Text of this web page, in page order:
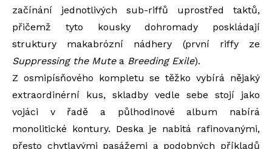
začínání jednotlivých sub-riffů uprostřed taktů,
přičemž tyto kousky dohromady poskládají
struktury makabrózní nádhery (první riffy ze
Suppressing the Mutea Breeding Exile).
Z osmipísňového kompletu se těžko vybírá nějaký
extraordinérní kus, skladby vedle sebe stojí jako
vojáci v řadě a půlhodinové album nabírá
monolitické kontury. Deska je nabitá rafinovanými,
přesto chytlavými pasážemi a podobných příkladů